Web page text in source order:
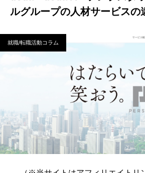
ルグループの人材サービスの
就職/転職活動コラム